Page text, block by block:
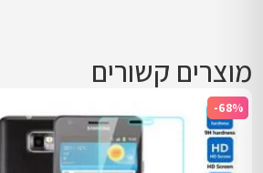
מוצרים קשורים
-68%